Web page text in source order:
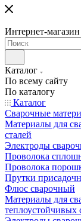
Интернет-магазин
Каталог
По всему сайту
По каталогу
Каталог
Сварочные
Материалы для
сталей
Электроды
Проволока
Проволока
Прутки
Флюс сварочный
Материалы для
теплоустойчивых